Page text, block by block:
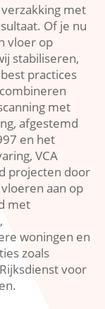
met
Of je nu
vloer op
stabiliseren,
practices
met
afgestemd
en het
VCA
projecten door
aan op
met
woningen en
zoals
voor